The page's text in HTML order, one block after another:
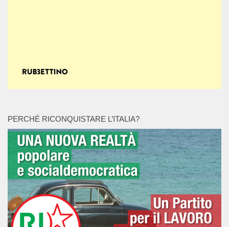
PERCHÉ RICONQUISTARE L’ITALIA?